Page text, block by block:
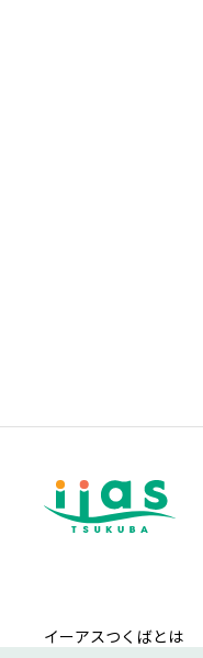
イーアスつくばとは